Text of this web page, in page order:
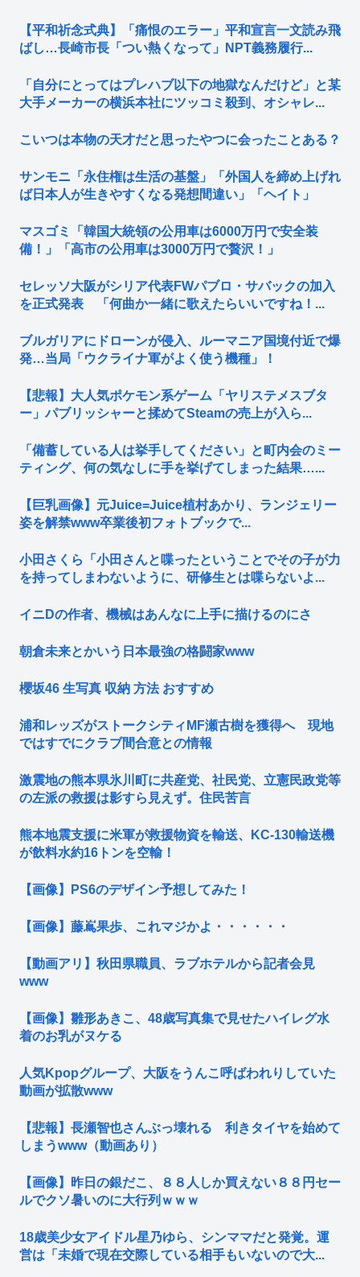
【平和祈念式典】「痛恨のエラー」平和宣言一文読み飛
ばし…長崎市長「つい熱くなって」NPT義務履行...
「自分にとってはプレハブ以下の地獄なんだけど」と某
大手メーカーの横浜本社にツッコミ殺到、オシャレ...
こいつは本物の天才だと思ったやつに会ったことある？
サンモニ「永住権は生活の基盤」「外国人を締め上げれ
ば日本人が生きやすくなる発想間違い」「ヘイト」
マスゴミ「韓国大統領の公用車は6000万円で安全装
備！」「高市の公用車は3000万円で贅沢！」
セレッソ大阪がシリア代表FWパブロ・サバックの加入
を正式発表 「何曲か一緒に歌えたらいいですね！...
ブルガリアにドローンが侵入、ルーマニア国境付近で爆
発…当局「ウクライナ軍がよく使う機種」！
【悲報】大人気ポケモン系ゲーム「ヤリステメスブタ
ー」パブリッシャーと揉めてSteamの売上が入ら...
「備蓄している人は挙手してください」と町内会のミー
ティング、何の気なしに手を挙げてしまった結果…...
【巨乳画像】元Juice=Juice植村あかり、ランジェリー
姿を解禁www卒業後初フォトブックで...
小田さくら「小田さんと喋ったということでその子が力
を持ってしまわないように、研修生とは喋らないよ...
イニDの作者、機械はあんなに上手に描けるのにさ
朝倉未来とかいう日本最強の格闘家www
櫻坂46 生写真 収納 方法 おすすめ
浦和レッズがストークシティMF瀬古樹を獲得へ 現地
ではすでにクラブ間合意との情報
激震地の熊本県氷川町に共産党、社民党、立憲民政党等
の左派の救援は影すら見えず。住民苦言
熊本地震支援に米軍が救援物資を輸送、KC-130輸送機
が飲料水約16トンを空輸！
【画像】PS6のデザイン予想してみた！
【画像】藤嶌果歩、これマジかよ・・・・・・
【動画アリ】秋田県職員、ラブホテルから記者会見
www
【画像】雛形あきこ、48歳写真集で見せたハイレグ水
着のお乳がヌケる
人気Kpopグループ、大阪をうんこ呼ばわれりしていた
動画が拡散www
【悲報】長瀬智也さんぶっ壊れる 利きタイヤを始めて
しまうwww（動画あり）
【画像】昨日の銀だこ、８８人しか買えない８８円セー
ルでクソ暑いのに大行列ｗｗｗ
18歳美少女アイドル星乃ゆら、シンママだと発覚。運
営は「未婚で現在交際している相手もいないので大...